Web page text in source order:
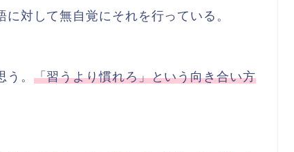
対して無自覚にそれを行っている。
。 「習うより慣れろ」という向き合い方